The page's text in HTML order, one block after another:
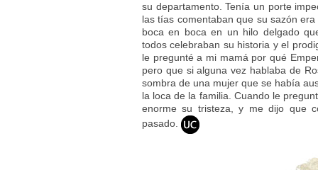
su departamento. Tenía un porte
las tías comentaban que su sazón
boca en boca en un hilo delgado
todos celebraban su historia y el
le pregunté a mi mamá por qué
pero que si alguna vez hablaba de
sombra de una mujer que se había
la loca de la familia. Cuando le
enorme su tristeza, y me dijo que
pasado.